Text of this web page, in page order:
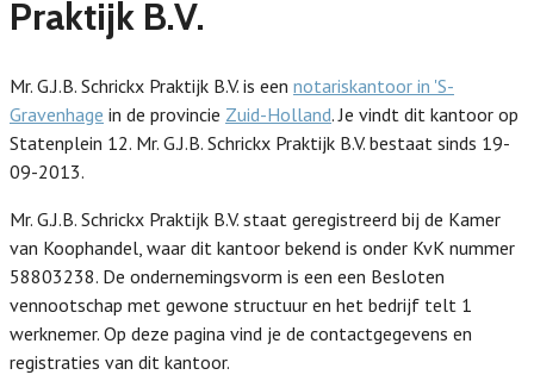
Praktijk B.V.
Mr. G.J.B. Schrickx Praktijk B.V. is een notariskantoor in 'S-
Gravenhage in de provincie Zuid-Holland. Je vindt dit kantoor op
Statenplein 12. Mr. G.J.B. Schrickx Praktijk B.V. bestaat sinds 19-
09-2013.
Mr. G.J.B. Schrickx Praktijk B.V. staat geregistreerd bij de Kamer
van Koophandel, waar dit kantoor bekend is onder KvK nummer
58803238. De ondernemingsvorm is een een Besloten
vennootschap met gewone structuur en het bedrijf telt 1
werknemer. Op deze pagina vind je de contactgegevens en
registraties van dit kantoor.